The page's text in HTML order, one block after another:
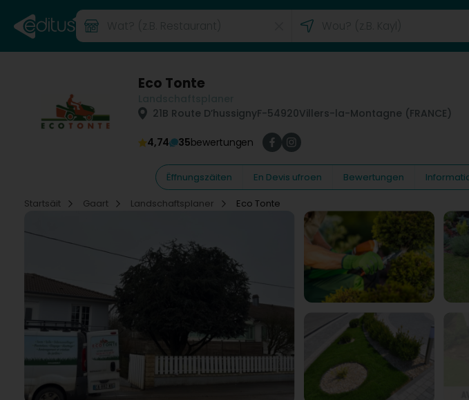
Eco Tonte
21B Route D’hussignyF-54920Villers-la-Montagne (FRANCE)
4,74 35bewertungen
Ëffnungszäiten En Devis ufroen Bewertungen
Startsäit
Gaart Landschaftsplaner Eco Tonte